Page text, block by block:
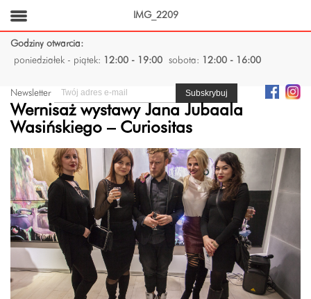
Godziny otwarcia:
poniedziałek - piątek:
12:00 - 19:00 sobota: 12:00 - 16:00
Newsletter
Wernisaż wystawy Jana Jubaala
Wasińskiego – Curiositas
IMG_2209